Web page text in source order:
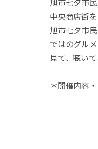
旭市七夕市
中央商店街
旭市七夕市
ではのグルメ
見て、聴い
＊開催内容